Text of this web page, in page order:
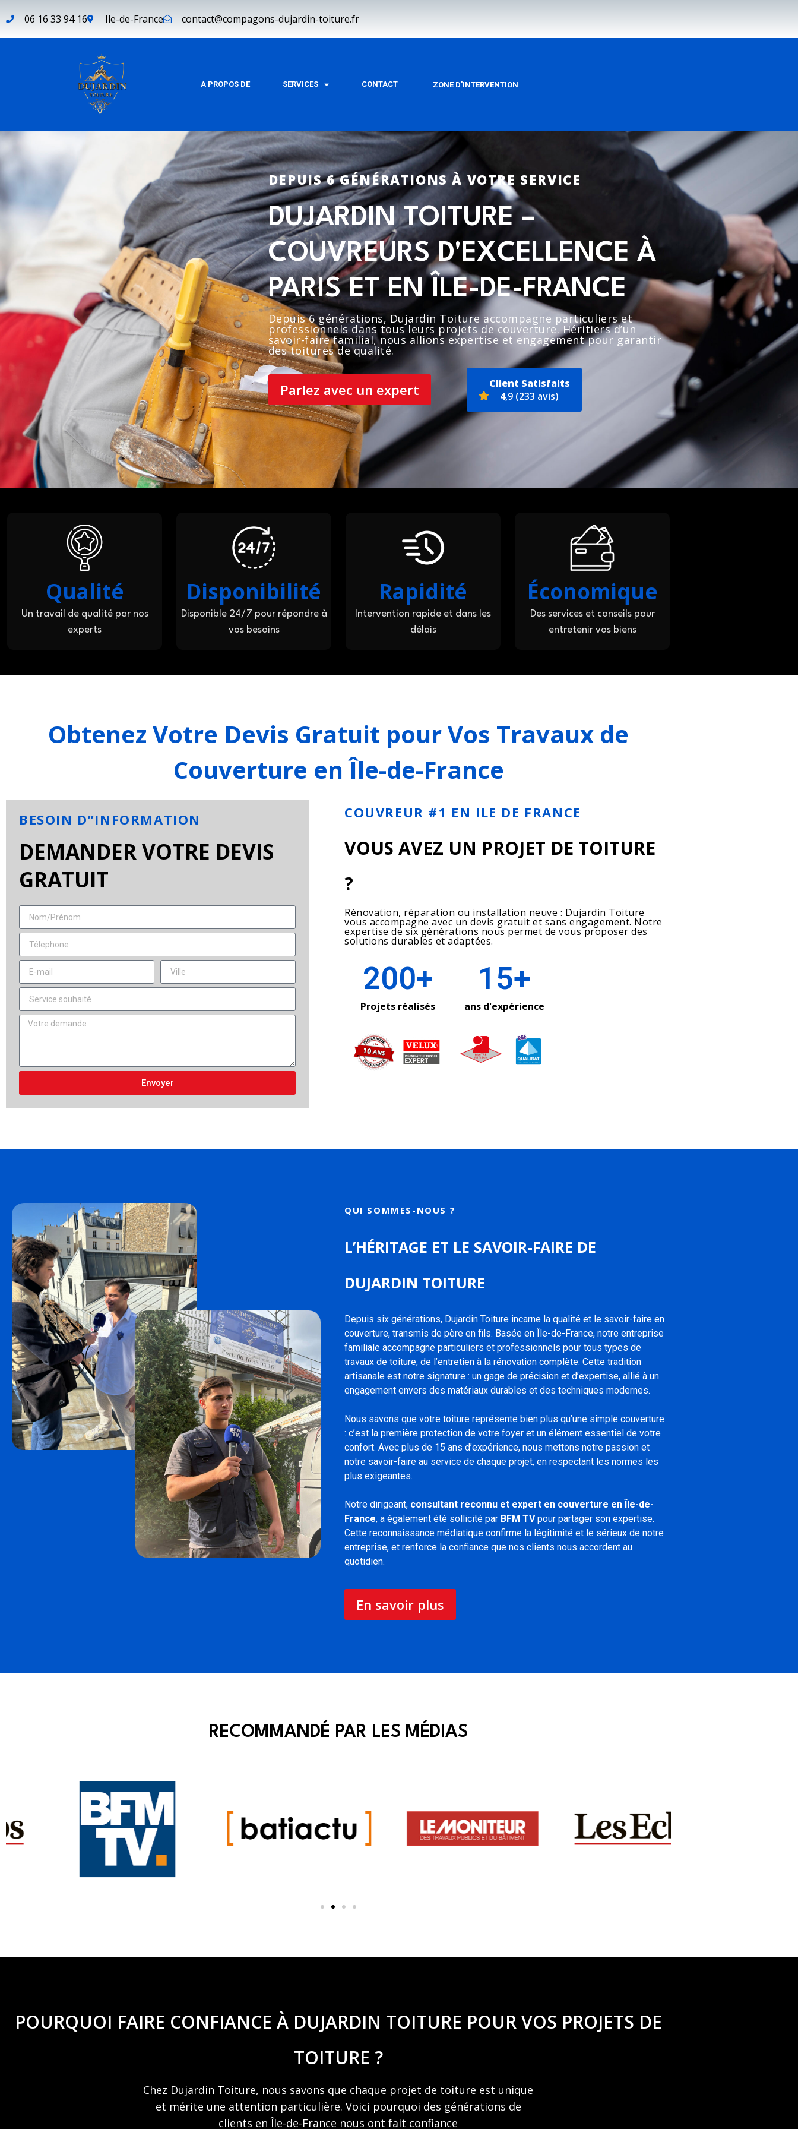
06 16 33 94 16 Ile-de-France contact@compagons-dujardin-toiture.fr
A PROPOS DE SERVICES CONTACT ZONE D'INTERVENTION
DEPUIS 6 GÉNÉRATIONS À VOTRE SERVICE
DUJARDIN TOITURE –
COUVREURS D'EXCELLENCE À
PARIS ET EN ÎLE-DE-FRANCE
Depuis 6 générations, Dujardin Toiture accompagne particuliers et
professionnels dans tous leurs projets de couverture. Héritiers d’un
savoir-faire familial, nous allions expertise et engagement pour garantir
des toitures de qualité.
Parlez avec un expert
Client Satisfaits
4,9 (233 avis)
Qualité
Un travail de qualité par nos
experts
Disponibilité
Disponible 24/7 pour répondre à
vos besoins
Rapidité
Intervention rapide et dans les
délais
Économique
Des services et conseils pour
entretenir vos biens
Obtenez Votre Devis Gratuit pour Vos Travaux de
Couverture en Île-de-France
BESOIN D”INFORMATION
DEMANDER VOTRE DEVIS
GRATUIT
Envoyer
COUVREUR #1 EN ILE DE FRANCE
VOUS AVEZ UN PROJET DE TOITURE
?
Rénovation, réparation ou installation neuve : Dujardin Toiture
vous accompagne avec un devis gratuit et sans engagement. Notre
expertise de six générations nous permet de vous proposer des
solutions durables et adaptées.
Projets réalisés
200+
ans d'expérience
15+
QUI SOMMES-NOUS ?
L’HÉRITAGE ET LE SAVOIR-FAIRE DE
DUJARDIN TOITURE
Depuis six générations, Dujardin Toiture incarne la qualité et le savoir-faire en
couverture, transmis de père en fils. Basée en Île-de-France, notre entreprise
familiale accompagne particuliers et professionnels pour tous types de
travaux de toiture, de l’entretien à la rénovation complète. Cette tradition
artisanale est notre signature : un gage de précision et d’expertise, allié à un
engagement envers des matériaux durables et des techniques modernes.
Nous savons que votre toiture représente bien plus qu’une simple couverture
: c’est la première protection de votre foyer et un élément essentiel de votre
confort. Avec plus de 15 ans d’expérience, nous mettons notre passion et
notre savoir-faire au service de chaque projet, en respectant les normes les
plus exigeantes.
Notre dirigeant, consultant reconnu et expert en couverture en Île-de-
France, a également été sollicité par BFM TVpour partager son expertise.
Cette reconnaissance médiatique confirme la légitimité et le sérieux de notre
entreprise, et renforce la confiance que nos clients nous accordent au
quotidien.
En savoir plus
RECOMMANDÉ PAR LES MÉDIAS
POURQUOI FAIRE CONFIANCE À DUJARDIN TOITURE POUR VOS PROJETS DE
TOITURE ?
Chez Dujardin Toiture, nous savons que chaque projet de toiture est unique
et mérite une attention particulière. Voici pourquoi des générations de
clients en Île-de-France nous ont fait confiance